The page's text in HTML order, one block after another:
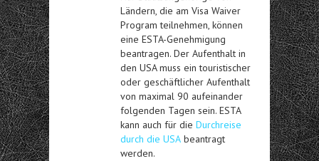
Ländern, die am Visa Waiver
Program teilnehmen, können
eine ESTA-Genehmigung
beantragen. Der Aufenthalt in
den USA muss ein touristischer
oder geschäftlicher Aufenthalt
von maximal 90 aufeinander
folgenden Tagen sein. ESTA
kann auch für die Durchreise
durch die USA beantragt
werden.